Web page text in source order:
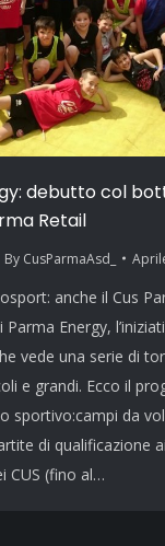
debutto col
Retail
By CusParmaAsd_
anche il Cus
Energy,
vede una serie di
e grandi. Ecco il
sportivo:campi da
di qualificazione
CUS (fino al…